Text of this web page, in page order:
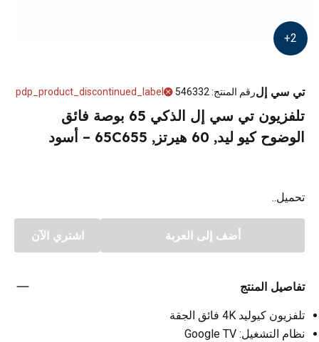
2
+
تي سي إلرقم المنتج:
546332
pdp_product_discontinued_label
تلفزيون تي سي إل الذكي 65 بوصة فائق
الوضوح كيو ليد, 60 هيرتز, 65C655 – أسود
تحميل..
أضف إلى العربة اشتري الآن
تفاصيل المنتج
تلفزيون كيوليد 4K فائق الجقة
نظام التشغيل: Google TV